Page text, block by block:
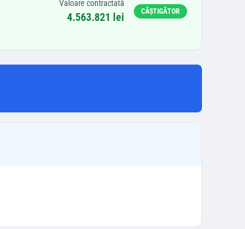
Valoare contractată
4.563.821 lei CÂȘTIGĂTOR